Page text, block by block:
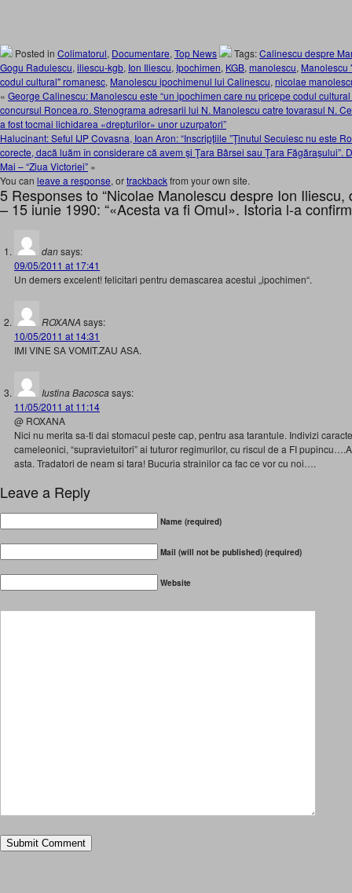
Posted in Colimatorul, Documentare, Top News Tags:Calinescu despre
Gogu Radulescu, iliescu-kgb, Ion Iliescu, Ipochimen, KGB, manolescu, Manolescu
codul cultural" romanesc, Manolescu ipochimenul lui Calinescu, nicolae
« George Calinescu: Manolescu este “un ipochimen care nu pricepe codul
concursul Roncea.ro. Stenograma adresarii lui N. Manolescu catre tovarasul N.
a fost tocmai lichidarea «drepturilor» unor uzurpatori”
Halucinant: Seful IJP Covasna, Ioan Aron: “Inscripţiile ”Ţinutul Secuiesc nu este
corecte, dacă luăm în considerare că avem şi Ţara Bârsei sau Ţara Făgăraşului”.
Mai – “Ziua Victoriei” »
You can leave a response, ortrackbackfrom your own site.
5 Responses to “Nicolae Manolescu despre Ion
– 15 iunie 1990: “«Acesta va fi Omul». Istoria l-a
dansays:
09/05/2011 at 17:41
Un demers excelent! felicitari pentru demascarea acestui „ipochimen“.
ROXANA says:
10/05/2011 at 14:31
IMI VINE SA VOMIT.ZAU ASA.
Iustina Bacoscasays:
11/05/2011 at 11:14
@ ROXANA
Nici nu merita sa-ti dai stomacul peste cap, pentru asa tarantule. Indivizi
cameleonici, “supravietuitori” ai tuturor regimurilor, cu riscul de a FI
asta. Tradatori de neam si tara! Bucuria strainilor ca fac ce vor cu noi….
Leave a Reply
Name (required)
Mail (will not be published) (required)
Website